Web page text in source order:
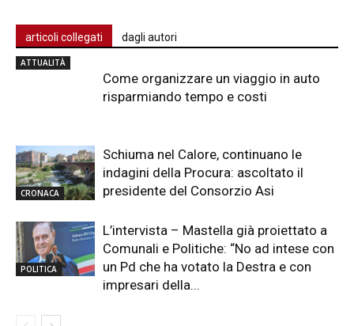
articoli collegati dagli autori
ATTUALITÀ
Come organizzare un viaggio in auto
risparmiando tempo e costi
CRONACA
Schiuma nel Calore, continuano le
indagini della Procura: ascoltato il
presidente del Consorzio Asi
POLITICA
L’intervista – Mastella già proiettato a
Comunali e Politiche: “No ad intese con
un Pd che ha votato la Destra e con
impresari della...